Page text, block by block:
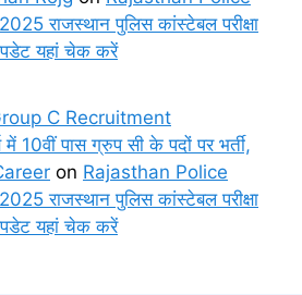
राजस्थान पुलिस कांस्टेबल परीक्षा
यहां चेक करें
C Recruitment
10वीं पास ग्रुप सी के पदों पर भर्ती,
on Rajasthan Police
राजस्थान पुलिस कांस्टेबल परीक्षा
यहां चेक करें